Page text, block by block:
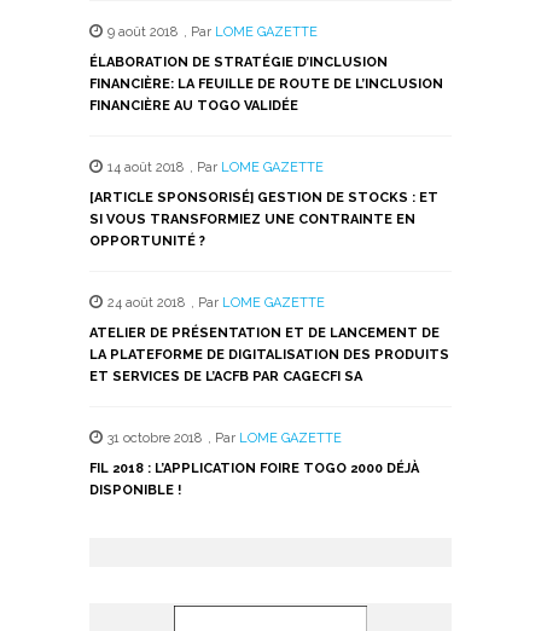
9 août 2018 , Par LOME GAZETTE
ÉLABORATION DE STRATÉGIE D’INCLUSION
FINANCIÈRE: LA FEUILLE DE ROUTE DE L’INCLUSION
FINANCIÈRE AU TOGO VALIDÉE
14 août 2018 , Par LOME GAZETTE
[ARTICLE SPONSORISÉ] GESTION DE STOCKS : ET
SI VOUS TRANSFORMIEZ UNE CONTRAINTE EN
OPPORTUNITÉ ?
24 août 2018 , Par LOME GAZETTE
ATELIER DE PRÉSENTATION ET DE LANCEMENT DE
LA PLATEFORME DE DIGITALISATION DES PRODUITS
ET SERVICES DE L’ACFB PAR CAGECFI SA
31 octobre 2018 , Par LOME GAZETTE
FIL 2018 : L’APPLICATION FOIRE TOGO 2000 DÉJÀ
DISPONIBLE !